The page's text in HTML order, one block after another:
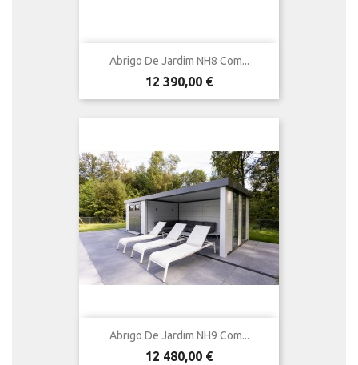
Abrigo De Jardim NH8 Com...
Preço
12 390,00 €
Abrigo De Jardim NH9 Com...
Preço
12 480,00 €